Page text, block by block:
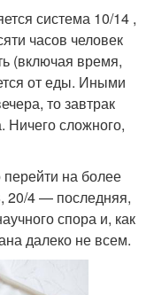
система 10/14 ,
часов человек
(включая время,
от еды. Иными
то завтрак
Ничего сложного,
на более
20/4 — последняя,
спора и, как
далеко не всем.